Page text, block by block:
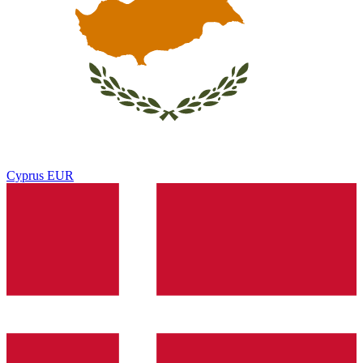
Cyprus EUR